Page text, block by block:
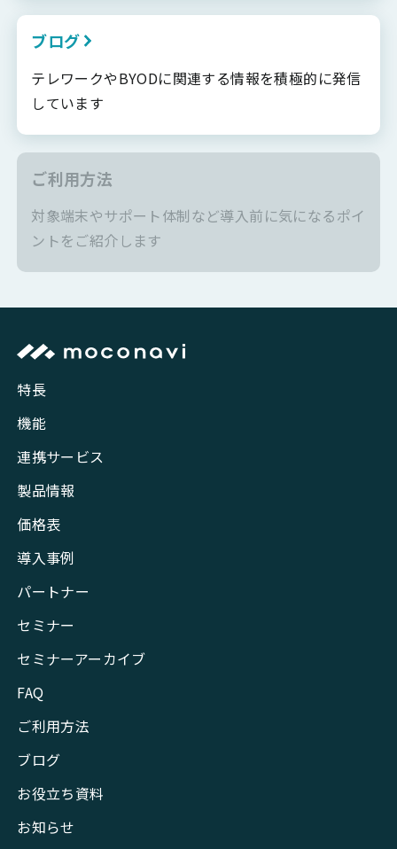
ブログ
テレワークやBYODに関連する情報を積極的に発信
しています
ご利用方法
対象端末やサポート体制など導入前に気になるポイ
ントをご紹介します
特長
機能
連携サービス
製品情報
価格表
導入事例
パートナー
セミナー
セミナーアーカイブ
FAQ
ご利用方法
ブログ
お役立ち資料
お知らせ